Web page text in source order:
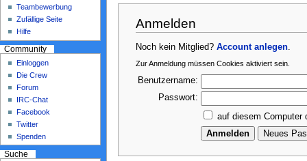
Anmelden
Noch kein Mitglied?Account anlegen
Zur Anmeldung müssen Cookies aktiviert sein.
Benutzername:
Passwort:
auf diesem Computer
Teambewerbung
Zufällige Seite
Hilfe
Community
Einloggen
Die Crew
Forum
IRC-Chat
Facebook
Twitter
Spenden
Suche